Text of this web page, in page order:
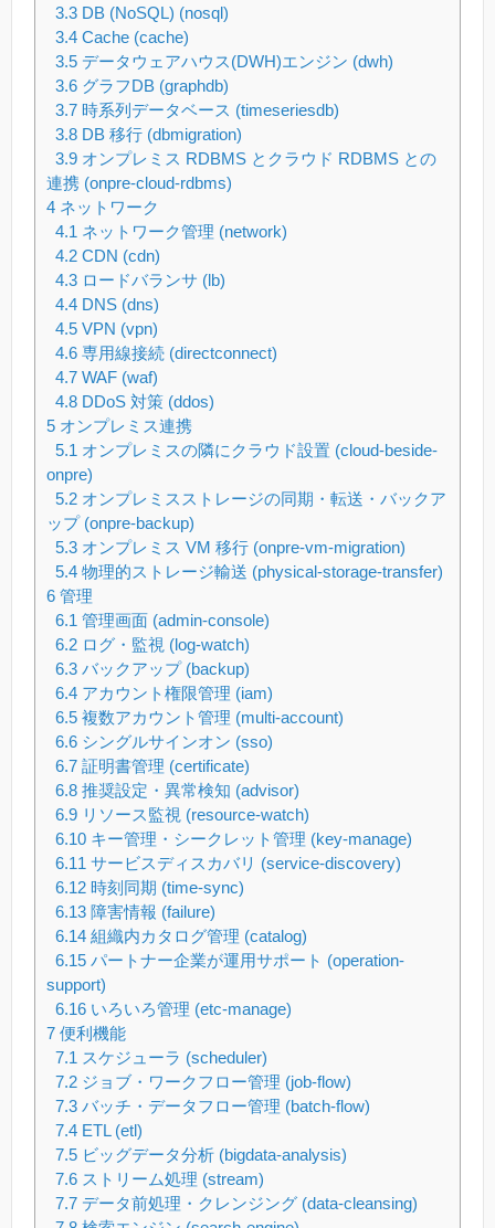
3.3 DB (NoSQL) (nosql)
3.4 Cache (cache)
3.5 データウェアハウス(DWH)エンジン (dwh)
3.6 グラフDB (graphdb)
3.7 時系列データベース (timeseriesdb)
3.8 DB 移行 (dbmigration)
3.9 オンプレミス RDBMS とクラウド RDBMS との
連携 (onpre-cloud-rdbms)
4 ネットワーク
4.1 ネットワーク管理 (network)
4.2 CDN (cdn)
4.3 ロードバランサ (lb)
4.4 DNS (dns)
4.5 VPN (vpn)
4.6 専用線接続 (directconnect)
4.7 WAF (waf)
4.8 DDoS 対策 (ddos)
5 オンプレミス連携
5.1 オンプレミスの隣にクラウド設置 (cloud-beside-
onpre)
5.2 オンプレミスストレージの同期・転送・バックア
ップ (onpre-backup)
5.3 オンプレミス VM 移行 (onpre-vm-migration)
5.4 物理的ストレージ輸送 (physical-storage-transfer)
6 管理
6.1 管理画面 (admin-console)
6.2 ログ・監視 (log-watch)
6.3 バックアップ (backup)
6.4 アカウント権限管理 (iam)
6.5 複数アカウント管理 (multi-account)
6.6 シングルサインオン (sso)
6.7 証明書管理 (certificate)
6.8 推奨設定・異常検知 (advisor)
6.9 リソース監視 (resource-watch)
6.10 キー管理・シークレット管理 (key-manage)
6.11 サービスディスカバリ (service-discovery)
6.12 時刻同期 (time-sync)
6.13 障害情報 (failure)
6.14 組織内カタログ管理 (catalog)
6.15 パートナー企業が運用サポート (operation-
support)
6.16 いろいろ管理 (etc-manage)
7 便利機能
7.1 スケジューラ (scheduler)
7.2 ジョブ・ワークフロー管理 (job-flow)
7.3 バッチ・データフロー管理 (batch-flow)
7.4 ETL (etl)
7.5 ビッグデータ分析 (bigdata-analysis)
7.6 ストリーム処理 (stream)
7.7 データ前処理・クレンジング (data-cleansing)